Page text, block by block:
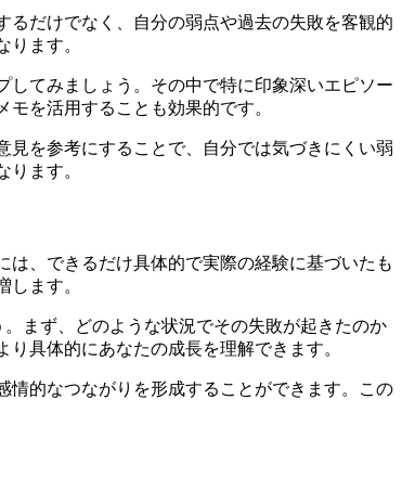
だけでなく、自分の弱点や過去の失敗を客観的
ます。
てみましょう。その中で特に印象深いエピソー
を活用することも効果的です。
を参考にすることで、自分では気づきにくい弱
ます。
、できるだけ具体的で実際の経験に基づいたも
ます。
まず、どのような状況でその失敗が起きたのか
具体的にあなたの成長を理解できます。
情的なつながりを形成することができます。この